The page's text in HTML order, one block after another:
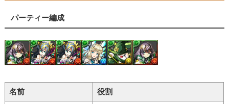
パーティー編成
名前 役割